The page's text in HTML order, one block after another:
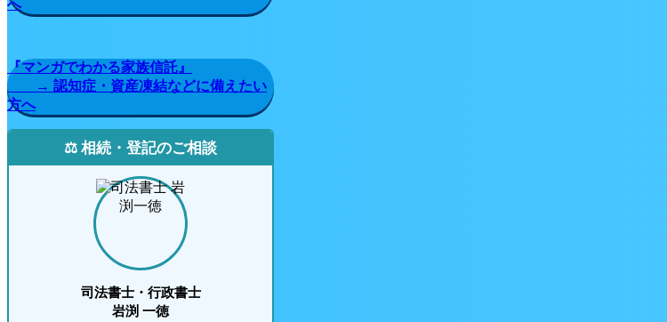
へ
『マンガでわかる家族信託』
→ 認知症・資産凍結などに備えたい
方へ
⚖️ 相続・登記のご相談
司法書士・行政書士
岩渕 一徳